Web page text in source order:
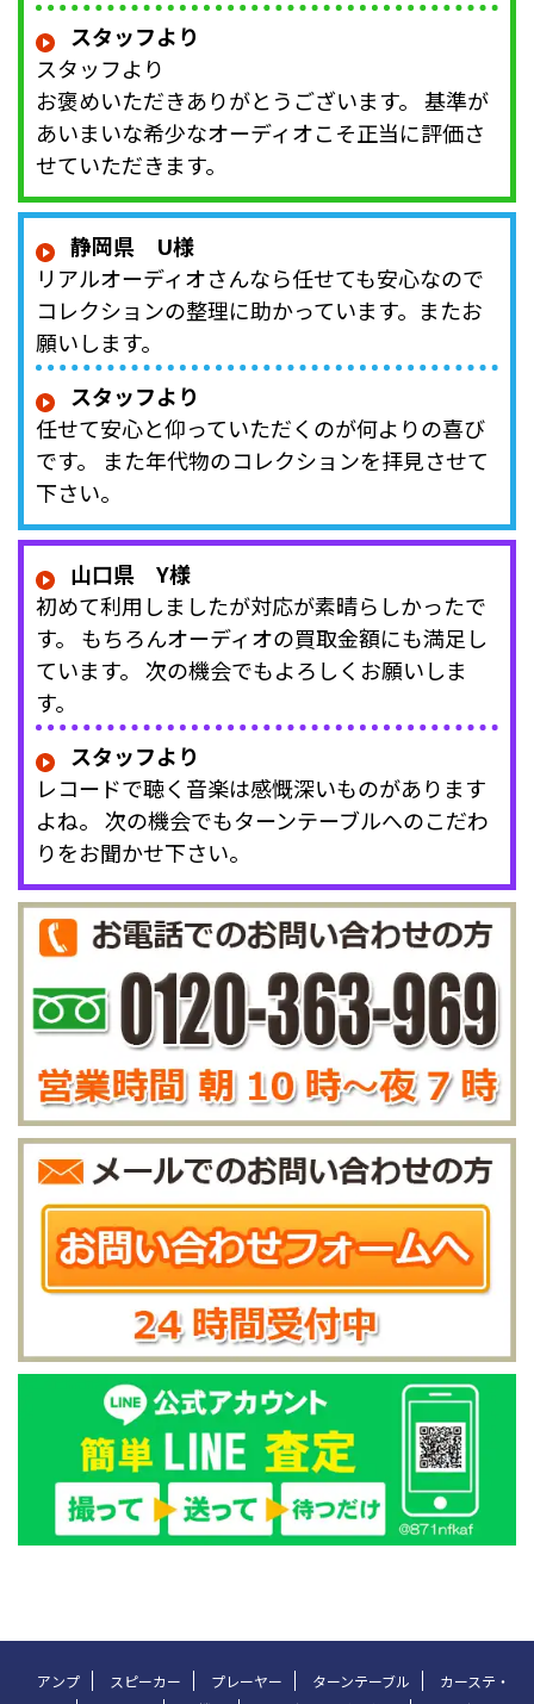
スタッフより
スタッフより
お褒めいただきありがとうございます。 基準が
あいまいな希少なオーディオこそ正当に評価さ
せていただきます。
静岡県 U様
リアルオーディオさんなら任せても安心なので
コレクションの整理に助かっています。またお
願いします。
スタッフより
任せて安心と仰っていただくのが何よりの喜び
です。 また年代物のコレクションを拝見させて
下さい。
山口県 Y様
初めて利用しましたが対応が素晴らしかったで
す。 もちろんオーディオの買取金額にも満足し
ています。 次の機会でもよろしくお願いしま
す。
スタッフより
レコードで聴く音楽は感慨深いものがあります
よね。 次の機会でもターンテーブルへのこだわ
りをお聞かせ下さい。
アンプ スピーカー プレーヤー ターンテーブル
カーステ・